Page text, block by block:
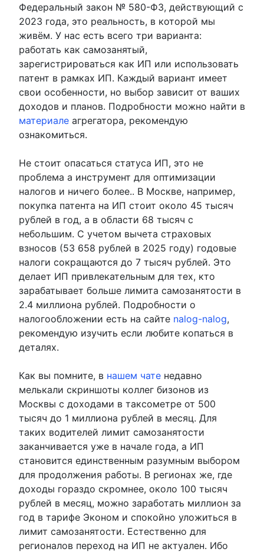
Федеральный закон № 580-ФЗ, действующий с
2023 года, это реальность, в которой мы
живём. У нас есть всего три варианта:
работать как самозанятый,
зарегистрироваться как ИП или использовать
патент в рамках ИП. Каждый вариант имеет
свои особенности, но выбор зависит от ваших
доходов и планов. Подробности можно найти в
материале агрегатора, рекомендую
ознакомиться.
Не стоит опасаться статуса ИП, это не
проблема а инструмент для оптимизации
налогов и ничего более.. В Москве, например,
покупка патента на ИП стоит около 45 тысяч
рублей в год, а в области 68 тысяч с
небольшим. С учетом вычета страховых
взносов (53 658 рублей в 2025 году) годовые
налоги сокращаются до 7 тысяч рублей. Это
делает ИП привлекательным для тех, кто
зарабатывает больше лимита самозанятости в
2.4 миллиона рублей. Подробности о
налогообложении есть на сайте nalog-nalog,
рекомендую изучить если любите копаться в
деталях.
Как вы помните, в нашем чате недавно
мелькали скриншоты коллег бизонов из
Москвы с доходами в таксометре от 500
тысяч до 1 миллиона рублей в месяц. Для
таких водителей лимит самозанятости
заканчивается уже в начале года, а ИП
становится единственным разумным выбором
для продолжения работы. В регионах же, где
доходы гораздо скромнее, около 100 тысяч
рублей в месяц, можно заработать миллион за
год в тарифе Эконом и спокойно уложиться в
лимит самозанятости. Естественно для
регионалов переход на ИП не актуален. Ибо